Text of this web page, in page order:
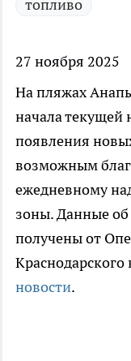
топливо
27 ноября 2025
На пляжах
начала текущей
появления
возможным
ежедневному
зоны. Данные об
получены от
новости.